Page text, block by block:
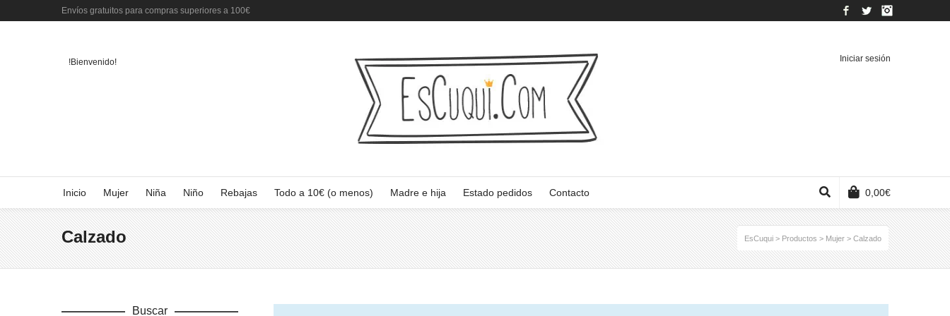
Envíos gratuitos para compras superiores a 100€ Facebook
Twitter
!Bienvenido! Iniciar sesión
Inicio Mujer Niña Niño Rebajas Todo a 10€ (o menos) Madre e hija Estado pedidos Contacto 0,00€
Calzado EsCuqui > Productos > Mujer > Calzado
Buscar